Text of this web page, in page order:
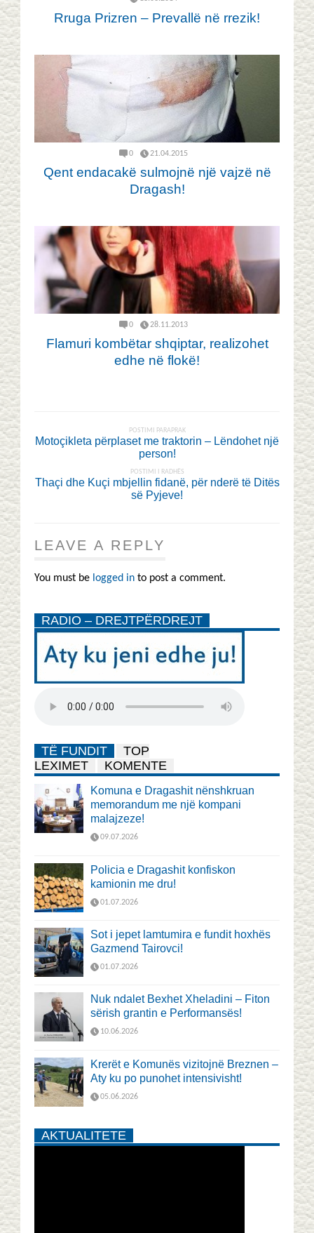
Rruga Prizren – Prevallë në rrezik!
0 21.04.2015
Qent endacakë sulmojnë një vajzë në
Dragash!
0 28.11.2013
Flamuri kombëtar shqiptar, realizohet
edhe në flokë!
POSTIMI PARAPRAK
Motoçikleta përplaset me traktorin – Lëndohet një
person!
POSTIMI I RADHËS
Thaçi dhe Kuçi mbjellin fidanë, për nderë të Ditës
së Pyjeve!
LEAVE A REPLY
You must be logged in to post a comment.
RADIO – DREJTPËRDREJT
TË FUNDIT
TOP
LEXIMET
KOMENTE
Komuna e Dragashit nënshkruan
memorandum me një kompani
malajzeze!
09.07.2026
Policia e Dragashit konfiskon
kamionin me dru!
01.07.2026
Sot i jepet lamtumira e fundit hoxhës
Gazmend Tairovci!
01.07.2026
Nuk ndalet Bexhet Xheladini – Fiton
sërish grantin e Performansës!
10.06.2026
Krerët e Komunës vizitojnë Breznen –
Aty ku po punohet intensivisht!
05.06.2026
AKTUALITETE